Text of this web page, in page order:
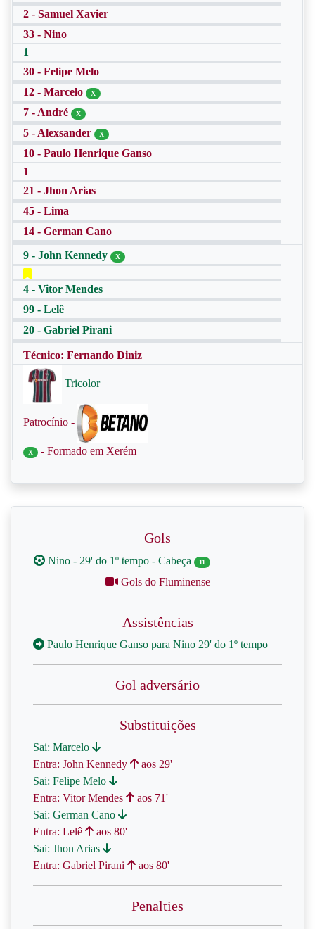
2 - Samuel Xavier
33 - Nino
1
30 - Felipe Melo
12 - Marcelo
X
7 - André X
5 - Alexsander X
10 - Paulo Henrique Ganso
1
21 - Jhon Arias
45 - Lima
14 - German Cano
9 - John Kennedy
X
4 - Vitor Mendes
99 - Lelê
20 - Gabriel Pirani
Técnico: Fernando Diniz
Tricolor
Patrocínio -
X - Formado em Xerém
Gols
Nino - 29' do 1º tempo - Cabeça 11
Gols do Fluminense
Assistências
Paulo Henrique Ganso para Nino 29' do 1º tempo
Gol adversário
Substituições
Sai: Marcelo
Entra: John Kennedy
aos 29'
Sai: Felipe Melo
Entra: Vitor Mendes
aos 71'
Sai: German Cano
Entra: Lelê
aos 80'
Sai: Jhon Arias
Entra: Gabriel Pirani
aos 80'
Penalties